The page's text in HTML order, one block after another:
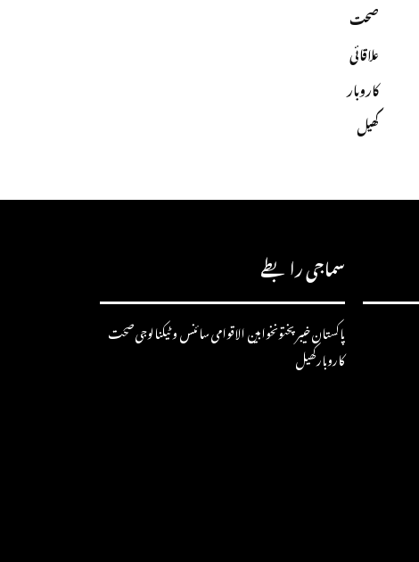
صحت
علاقائی
کاروبار
کھیل
سماجی رابطے
پاکستانخیبرپختونخوابین الاقوامیسائنس و ٹیکنالوجیصحت
کاروبارکھیل